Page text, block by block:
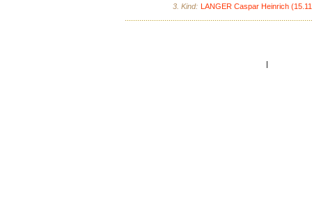
3. Kind: LANGER Caspar Heinrich
|